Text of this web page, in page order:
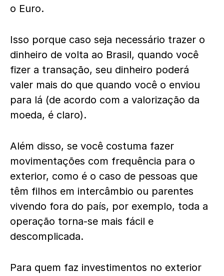
o Euro.
Isso porque caso seja necessário trazer o
dinheiro de volta ao Brasil, quando você
fizer a transação, seu dinheiro poderá
valer mais do que quando você o enviou
para lá (de acordo com a valorização da
moeda, é claro).
Além disso, se você costuma fazer
movimentações com frequência para o
exterior, como é o caso de pessoas que
têm filhos em intercâmbio ou parentes
vivendo fora do país, por exemplo, toda a
operação torna-se mais fácil e
descomplicada.
Para quem faz investimentos no exterior